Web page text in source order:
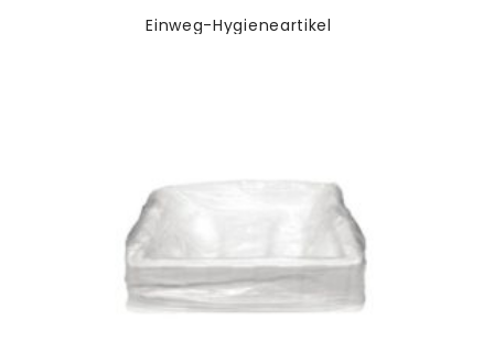
Einweg-Hygieneartikel